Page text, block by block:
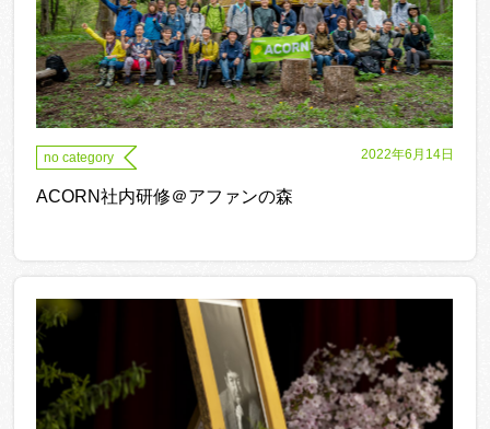
no category 2022年6月14日
ACORN社内研修＠アファンの森